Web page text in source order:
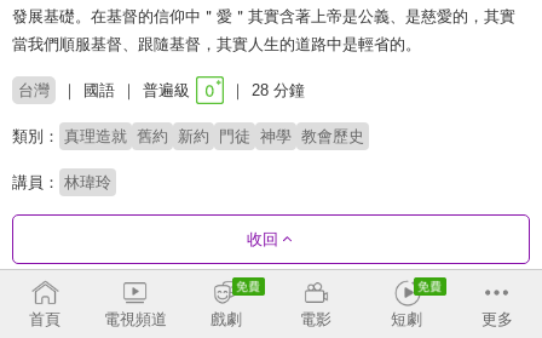
發展基礎。在基督的信仰中＂愛＂其實含著上帝是公義、是慈愛的，其實
當我們順服基督、跟隨基督，其實人生的道路中是輕省的。
台灣 國語 普遍級 28 分鐘
類別： 真理造就 舊約 新約 門徒 神學 教會歷史
講員： 林瑋玲
收回
劇集列表 反序
首頁 電視頻道 戲劇 電影 短劇 更多